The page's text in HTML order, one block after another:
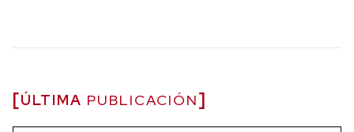
ÚLTIMA PUBLICACIÓN